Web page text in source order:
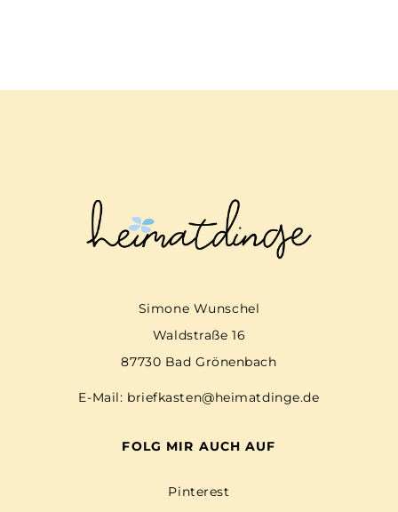
Simone Wunschel
Waldstraße 16
87730 Bad Grönenbach
E-Mail: briefkasten@heimatdinge.de
FOLG MIR AUCH AUF
Pinterest